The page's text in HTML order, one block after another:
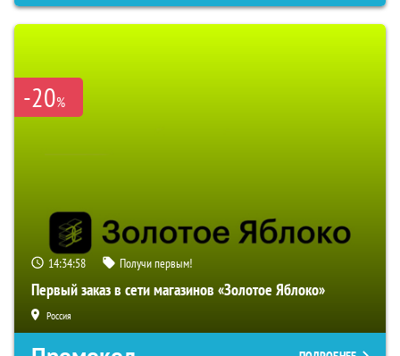
-20%
14:34:57 Получи первым!
Первый заказ в сети магазинов «Золотое Яблоко»
Россия